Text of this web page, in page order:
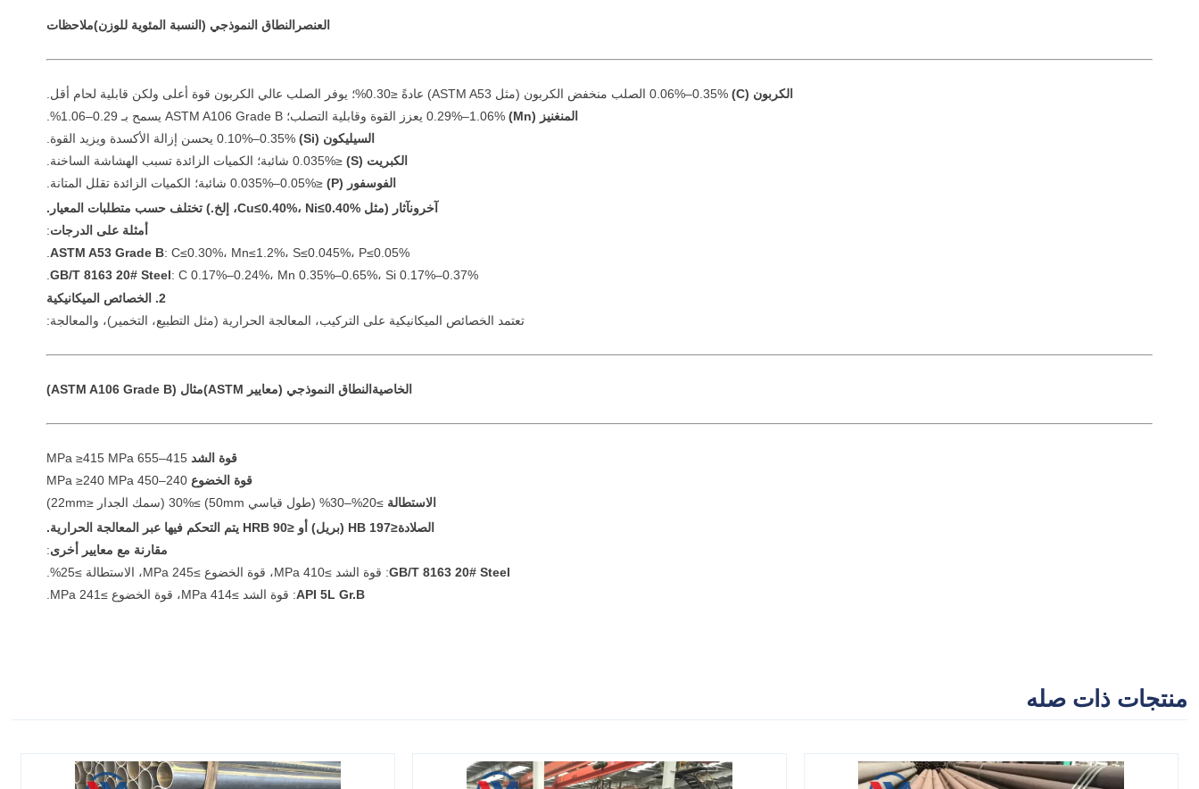
العنصر النطاق النموذجي (النسبة المئوية للوزن)ملاحظات
الكربون (C)
0.06%–0.35% الصلب منخفض الكربون (مثل ASTM A53) عادةً ≤0.30%؛ يوفر الصلب عالي الكربون قوة أعلى ولكن قابلية لحام أقل.
المنغنيز (Mn)
0.29%–1.06% يعزز القوة وقابلية التصلب؛ ASTM A106 Grade B يسمح بـ 0.29–1.06%.
السيليكون (Si)
0.10%–0.35% يحسن إزالة الأكسدة ويزيد القوة.
الكبريت (S)
≤0.035% شائبة؛ الكميات الزائدة تسبب الهشاشة الساخنة.
الفوسفور (P)
≤0.035%–0.05% شائبة؛ الكميات الزائدة تقلل المتانة.
آخرونآثار (مثل Cu≤0.40%، Ni≤0.40%، إلخ.) تختلف حسب متطلبات المعيار.
أمثلة على الدرجات:
ASTM A53 Grade B: C≤0.30%، Mn≤1.2%، S≤0.045%، P≤0.05%.
GB/T 8163 20# Steel: C 0.17%–0.24%، Mn 0.35%–0.65%، Si 0.17%–0.37%.
2. الخصائص الميكانيكية
تعتمد الخصائص الميكانيكية على التركيب، المعالجة الحرارية (مثل التطبيع، التخمير)، والمعالجة:
الخاصية النطاق النموذجي (معايير ASTM) مثال (ASTM A106 Grade B)
قوة الشد415–655 MPa ≥415 MPa
قوة الخضوع
الاستطالة ≥20%–30% (طول قياسي 50mm) ≥30% (سمك الجدار ≤22mm)
الصلادة≤197 HB (بريل) أو ≤90 HRB يتم التحكم فيها عبر المعالجة الحرارية.
مقارنة مع معايير أخرى:
GB/T 8163 20# Steel: قوة الشد ≥410 MPa، قوة الخضوع ≥245 MPa، الاستطالة ≥25%.
API 5L Gr.B: قوة الشد ≥414 MPa، قوة الخضوع ≥241 MPa.
منتجات ذات صله